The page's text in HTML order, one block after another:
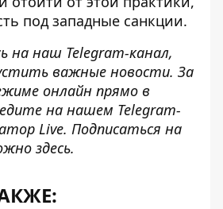
под западные санкции.
на наш Telegram-канал,
важные новости. За
онлайн прямо в
на нашем Telegram-
Live. Подписаться на
здесь.